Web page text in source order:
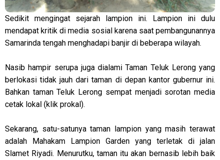
Sedikit mengingat sejarah lampion ini. Lampion ini dulu
mendapat kritik di media sosial karena saat pembangunannya
Samarinda tengah menghadapi banjir di beberapa wilayah.
Nasib hampir serupa juga dialami Taman Teluk Lerong yang
berlokasi tidak jauh dari taman di depan kantor gubernur ini.
Bahkan taman Teluk Lerong sempat menjadi sorotan media
cetak lokal (klik prokal).
Sekarang, satu-satunya taman lampion yang masih terawat
adalah Mahakam Lampion Garden yang terletak di jalan
Slamet Riyadi. Menurutku, taman itu akan bernasib lebih baik